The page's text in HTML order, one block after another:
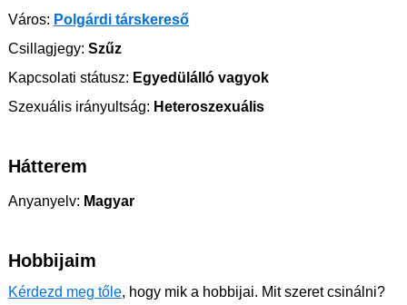
Város: Polgárdi társkereső
Csillagjegy: Szűz
Kapcsolati státusz: Egyedülálló vagyok
Szexuális irányultság: Heteroszexuális
Hátterem
Anyanyelv: Magyar
Hobbijaim
Kérdezd meg tőle, hogy mik a hobbijai. Mit szeret csinálni?